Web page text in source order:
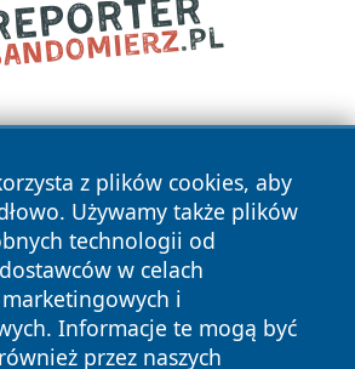
z plików cookies, aby
Używamy także plików
technologii od
w celach
i
Informacje te mogą być
przez naszych
Wszystkie prawa